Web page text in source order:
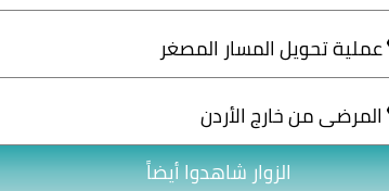
عملية تحويل المسار المصغر
المرضى من خارج الأردن
الزوار شاهدوا أيضاً